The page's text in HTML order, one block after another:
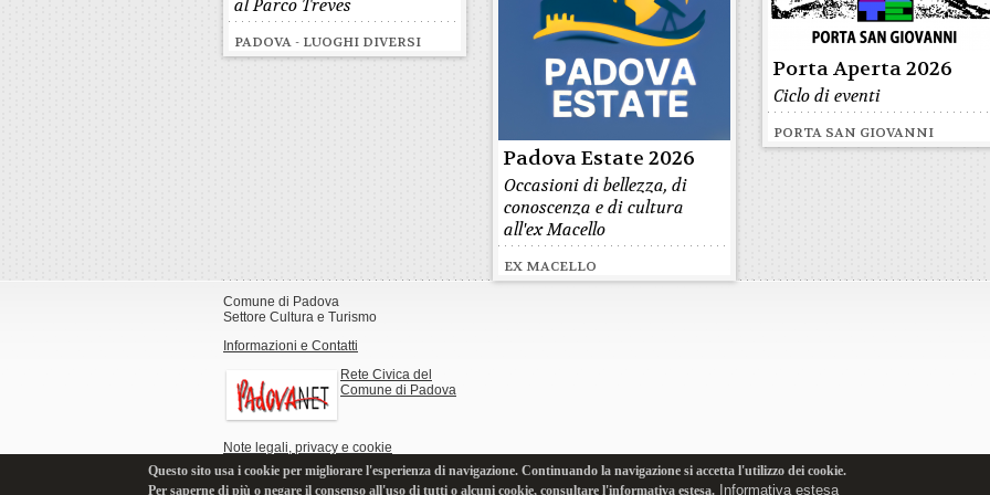
al Parco Treves
PADOVA - LUOGHI DIVERSI
Porta Aperta 2026
Ciclo di eventi
PORTA SAN GIOVANNI
Padova Estate 2026
Occasioni di bellezza, di
conoscenza e di cultura
all'ex Macello
EX MACELLO
Comune di Padova
Settore Cultura e Turismo
Informazioni e Contatti
Rete Civica del
Comune di Padova
Note legali, privacy e cookie
Questo sito usa i cookie per migliorare l'esperienza di navigazione. Continuando la navigazione si accetta l'utilizzo dei cookie.
Per saperne di più o negare il consenso all'uso di tutti o alcuni cookie, consultare l'informativa estesa. Informativa estesa